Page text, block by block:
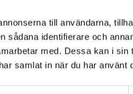
till användarna,
identifierare och
med. Dessa kan i sin
samlat in när du har använt